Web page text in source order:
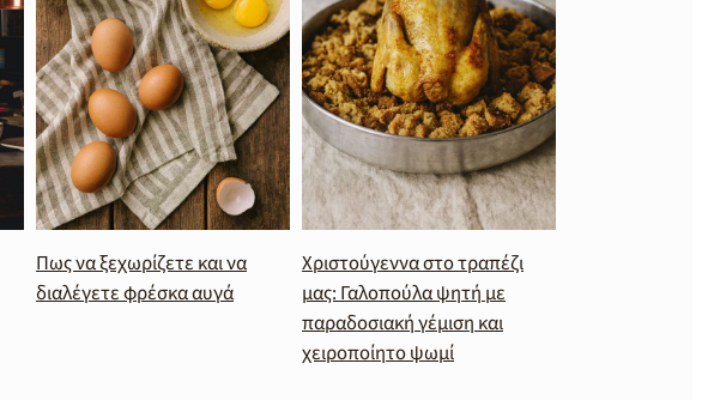
Πως να ξεχωρίζετε και να
διαλέγετε φρέσκα αυγά
Χριστούγεννα στο τραπέζι
μας: Γαλοπούλα ψητή με
παραδοσιακή γέμιση και
χειροποίητο ψωμί